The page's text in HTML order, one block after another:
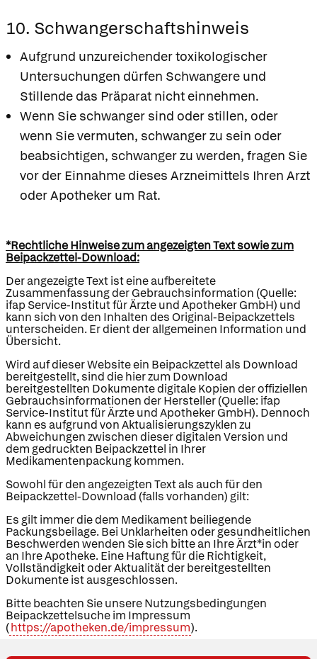
10. Schwangerschaftshinweis
Aufgrund unzureichender toxikologischer
Untersuchungen dürfen Schwangere und
Stillende das Präparat nicht einnehmen.
Wenn Sie schwanger sind oder stillen, oder
wenn Sie vermuten, schwanger zu sein oder
beabsichtigen, schwanger zu werden, fragen Sie
vor der Einnahme dieses Arzneimittels Ihren Arzt
oder Apotheker um Rat.
*Rechtliche Hinweise zum angezeigten Text sowie zum
Beipackzettel-Download:
Der angezeigte Text ist eine aufbereitete
Zusammenfassung der Gebrauchsinformation (Quelle:
ifap Service-Institut für Ärzte und Apotheker GmbH) und
kann sich von den Inhalten des Original-Beipackzettels
unterscheiden. Er dient der allgemeinen Information und
Übersicht.
Wird auf dieser Website ein Beipackzettel als Download
bereitgestellt, sind die hier zum Download
bereitgestellten Dokumente digitale Kopien der offiziellen
Gebrauchsinformationen der Hersteller (Quelle: ifap
Service-Institut für Ärzte und Apotheker GmbH). Dennoch
kann es aufgrund von Aktualisierungszyklen zu
Abweichungen zwischen dieser digitalen Version und
dem gedruckten Beipackzettel in Ihrer
Medikamentenpackung kommen.
Sowohl für den angezeigten Text als auch für den
Beipackzettel-Download (falls vorhanden) gilt:
Es gilt immer die dem Medikament beiliegende
Packungsbeilage. Bei Unklarheiten oder gesundheitlichen
Beschwerden wenden Sie sich bitte an Ihre Ärzt*in oder
an Ihre Apotheke. Eine Haftung für die Richtigkeit,
Vollständigkeit oder Aktualität der bereitgestellten
Dokumente ist ausgeschlossen.
Bitte beachten Sie unsere Nutzungsbedingungen
Beipackzettelsuche im Impressum
(https://apotheken.de/impressum).